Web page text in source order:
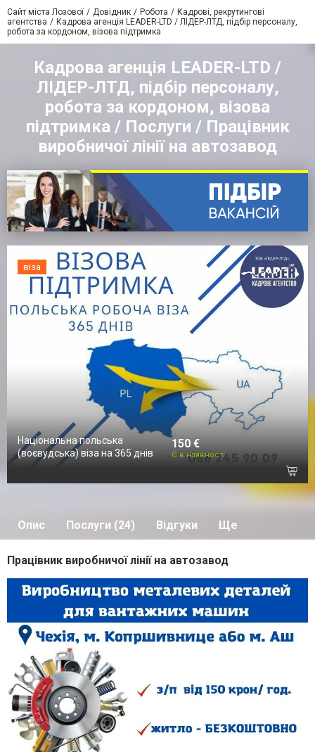
Сайт міста Лозової Довідник Робота
Кадрові, рекрутингові
агентства
Кадрова агенція LEADER-LTD / ЛІДЕР-ЛТД, підбір персоналу,
робота за кордоном, візова підтримка
Кадрова агенція LEADER-LTD /
ЛІДЕР-ЛТД, підбір персоналу,
робота за кордоном, візова
підтримка / Послуги / Працівник
виробничої лінії на автозавод
віза
Національна польська
(воєвудська) віза на 365 днів
150 €
Є в наявності
Опис Послуги (24) Відгуки Ще
Працівник виробничої лінії на автозавод